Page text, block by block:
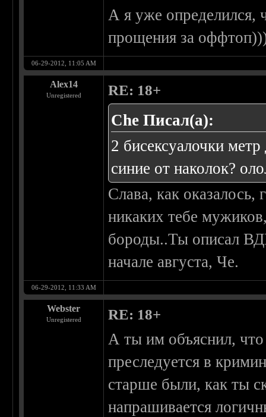
А я уже определился,
прощения за
06-29-2012, 11:05 AM
Alex14
Unregistered RE: 18+
Che Писал(а):
2 бисексуалочки
синие от наколок?
Слава, как оказалось,
никаких тебе
бороды..Ты описал
начале августа, Че.
06-29-2012, 11:33 AM
Webster
Unregistered RE: 18+
А ты им объяснил,
преследуется в
старше были, как ты
напрашивается